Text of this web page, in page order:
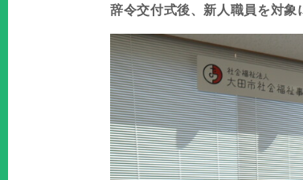
辞令交付式後、新人職員を対象